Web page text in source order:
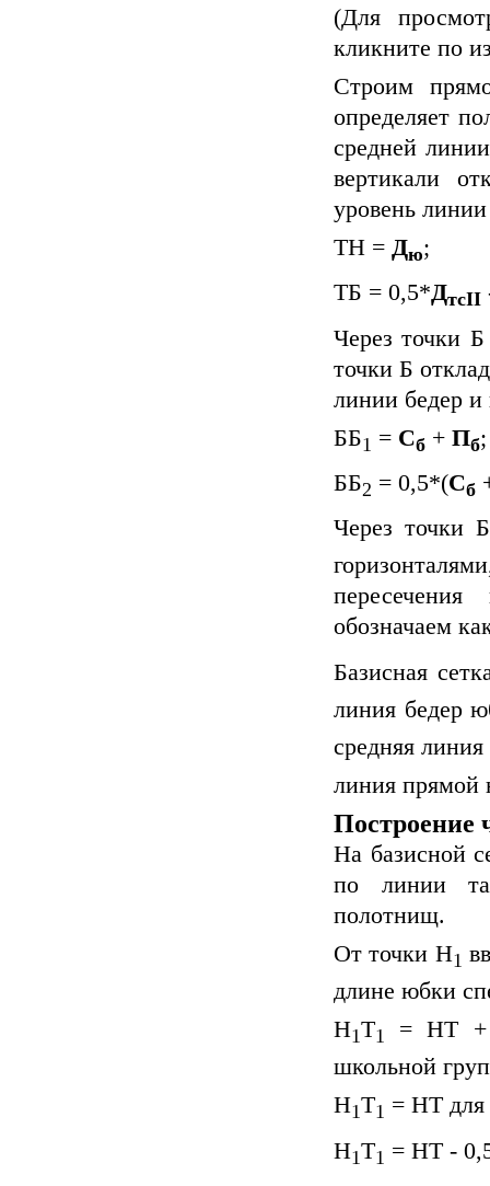
(Для
кликните по
Строим
определяет
средней
вертикали
уровень
ТН = Дю;
ТБ = 0,5*ДтсII
Через точки
точки Б
линии бедер
ББ1 = Сб + Пб;
ББ2 = 0,5*(Сб
Через точки Б
обозначаем
Базисная
линия бедер
средняя
линия прямой
Построение
На базисной
по линии
полотнищ.
От точки Н1
длине юбки
Н1Т1
= НТ +
школьной
Н1Т1 = НТ для
Н1Т1 = НТ -